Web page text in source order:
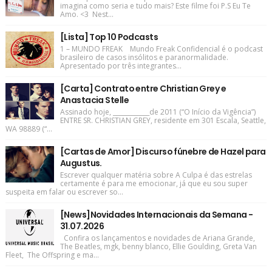
imagina como seria e tudo mais? Este filme foi P.S Eu Te
Amo. <3 Nest...
[Lista] Top 10 Podcasts
1 – MUNDO FREAK Mundo Freak Confidencial é o podcast
brasileiro de casos insólitos e paranormalidade.
Apresentado por três integrantes...
[Carta] Contrato entre Christian Grey e
Anastacia Stelle
Assinado hoje, ____________de 2011 (“O Início da Vigência”)
ENTRE SR. CHRISTIAN GREY, residente em 301 Escala, Seattle,
WA 98889 (“...
[Cartas de Amor] Discurso fúnebre de Hazel para
Augustus.
Escrever qualquer matéria sobre A Culpa é das estrelas
certamente é para me emocionar, já que eu sou super
suspeita em falar ou escrever so...
[News]Novidades Internacionais da Semana -
31.07.2026
Confira os lançamentos e novidades de Ariana Grande,
The Beatles, mgk, benny blanco, Ellie Goulding, Greta Van
Fleet, The Offspring e ma...